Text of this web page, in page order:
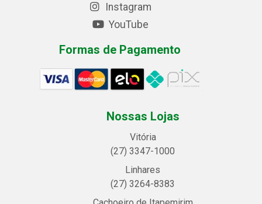
Instagram
YouTube
Formas de Pagamento
Nossas Lojas
Vitória
(27) 3347-1000
Linhares
(27) 3264-8383